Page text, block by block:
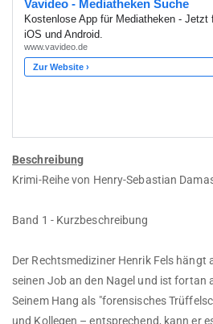
Beschreibung
Krimi-Reihe von Henry-Sebastian
Band 1 - Kurzbeschreibung
Der Rechtsmediziner Henrik Fels hängt
seinen Job an den Nagel und ist fortan
Seinem Hang als "forensisches
und Kollegen – entsprechend, kann er